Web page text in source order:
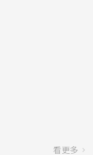
看更多